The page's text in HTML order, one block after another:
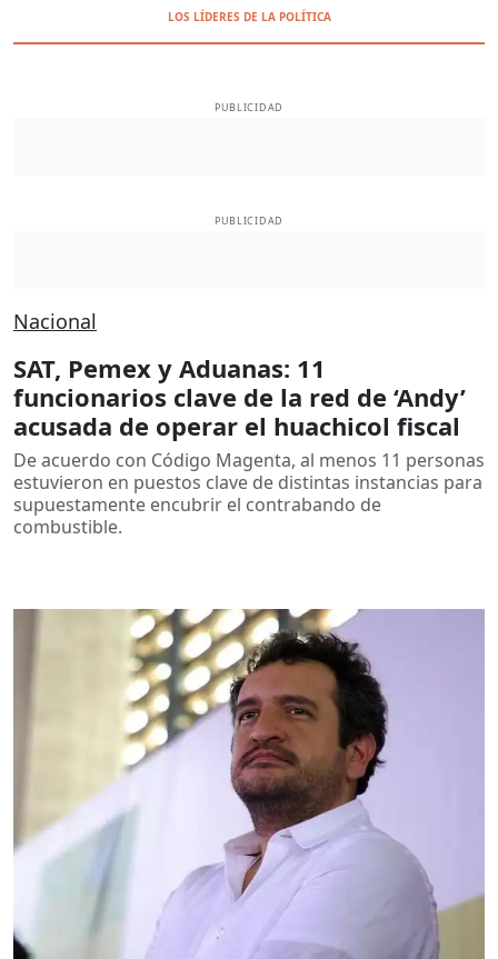
LOS LÍDERES DE LA POLÍTICA
PUBLICIDAD
PUBLICIDAD
Nacional
SAT, Pemex y Aduanas: 11
funcionarios clave de la red de ‘Andy’
acusada de operar el huachicol fiscal
De acuerdo con Código Magenta, al menos 11 personas
estuvieron en puestos clave de distintas instancias para
supuestamente encubrir el contrabando de
combustible.